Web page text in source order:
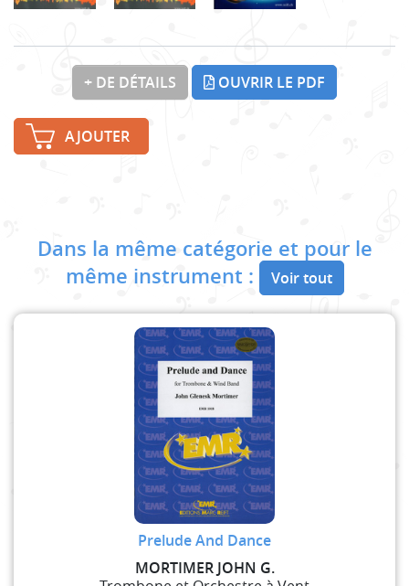
+ DE DÉTAILS OUVRIR LE PDF
AJOUTER
Dans la même catégorie et pour le
même instrument :
Voir tout
Prelude And Dance
MORTIMER JOHN G.